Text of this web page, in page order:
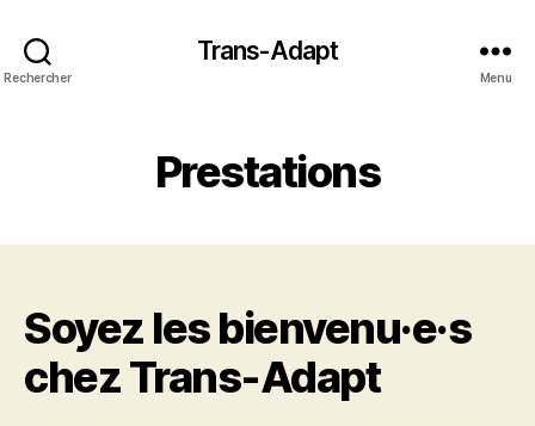
Rechercher
Trans-Adapt
Menu
Prestations
Soyez les bienvenu·e·s
chez Trans‑Adapt